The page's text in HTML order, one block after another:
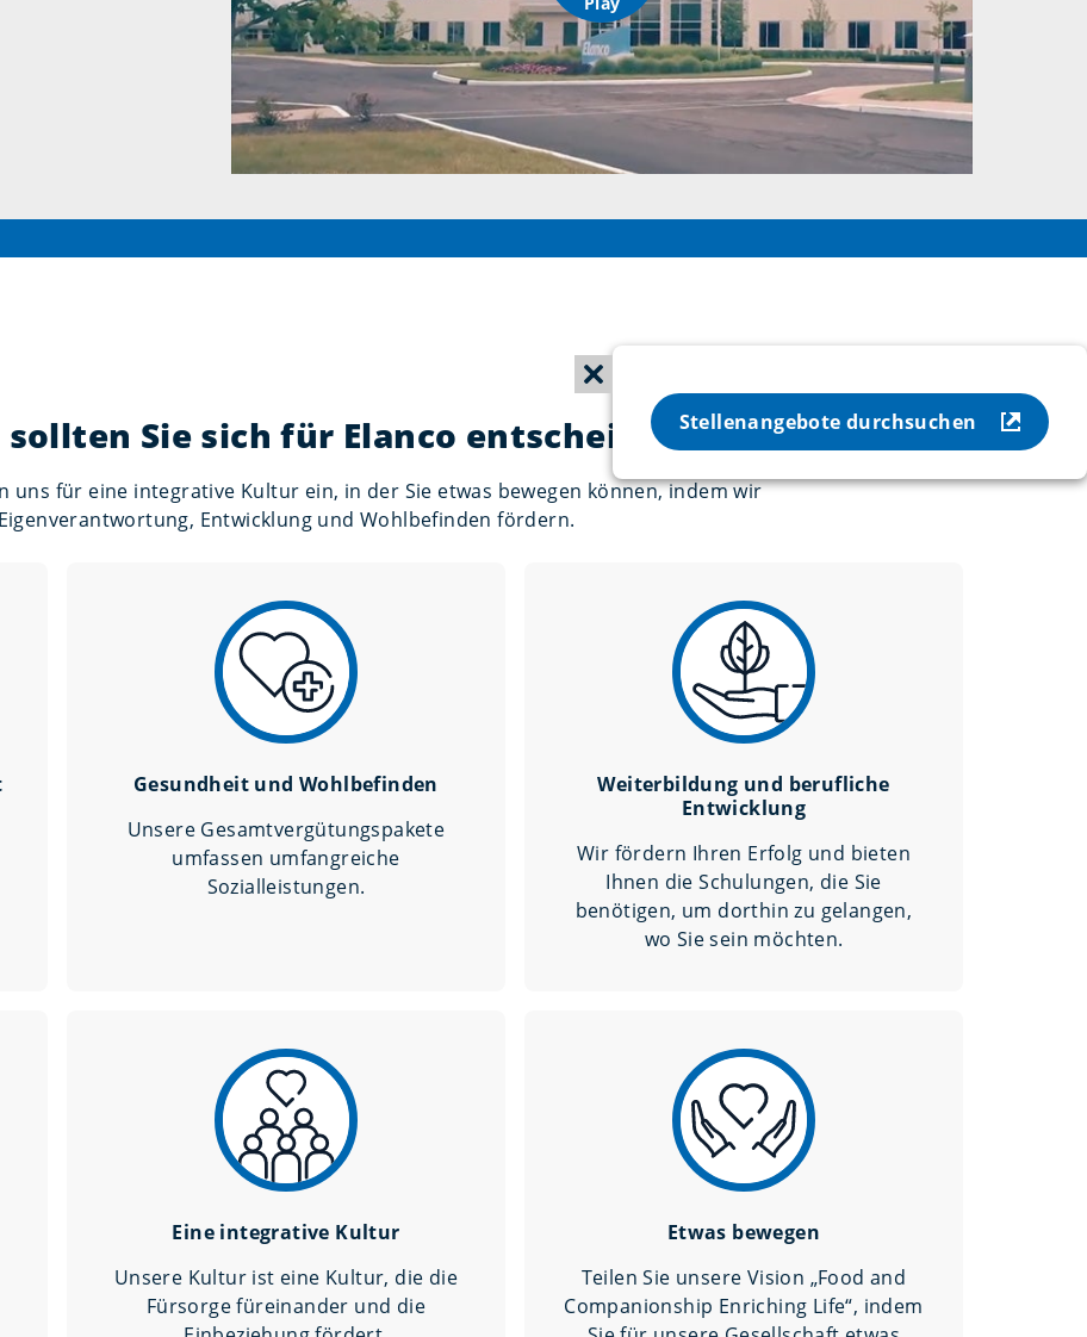
Stellenangebote durchsuchen
Sie sich für Elanco entscheiden?
uns für eine integrative Kultur ein, in der Sie etwas bewegen können, indem wir
Eigenverantwortung, Entwicklung und Wohlbefinden fördern.
Gesundheit und Wohlbefinden
Unsere Gesamtvergütungspakete
umfassen umfangreiche
Sozialleistungen.
Weiterbildung und berufliche
Entwicklung
Wir fördern Ihren Erfolg und bieten
Ihnen die Schulungen, die Sie
benötigen, um dorthin zu gelangen,
wo Sie sein möchten.
Eine integrative Kultur
Unsere Kultur ist eine Kultur, die die
Fürsorge füreinander und die
Etwas bewegen
Teilen Sie unsere Vision „Food and
Companionship Enriching Life“, indem